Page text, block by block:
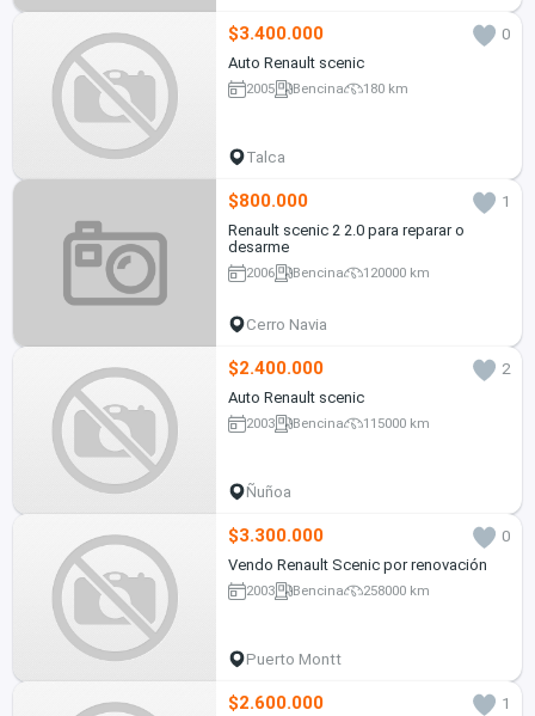
$3.400.000
0
Auto Renault scenic
2005 Bencina 180 km
Talca
$800.000
1
Renault scenic 2 2.0 para reparar o
desarme
2006 Bencina 120000 km
Cerro Navia
$2.400.000
2
Auto Renault scenic
2003 Bencina 115000 km
Ñuñoa
$3.300.000
0
Vendo Renault Scenic por renovación
2003 Bencina 258000 km
Puerto Montt
$2.600.000
1